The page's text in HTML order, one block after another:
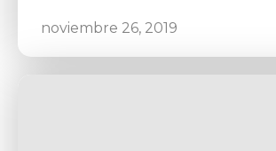
noviembre 26, 2019